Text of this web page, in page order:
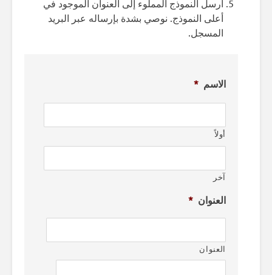
أرسل النموذج المملوء إلى العنوان الموجود في
أعلى النموذج. نوصي بشدة بإرساله عبر البريد
المسجل.
الاسم *
أولاً
آخر
العنوان *
العنوان